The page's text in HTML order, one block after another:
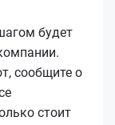
будет
сообщите о
стоит